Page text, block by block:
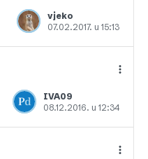
vjeko
07.02.2017. u 15:13
Dodajte u favorite
IVA09
08.12.2016. u 12:34
Dodajte u favorite